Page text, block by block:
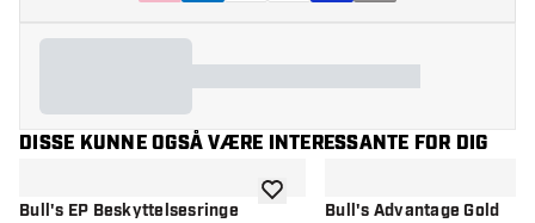
DISSE KUNNE OGSÅ VÆRE INTERESSANTE FOR DIG
Bull's EP Beskyttelsesringe tilføje til ønskeliste
Bull's Advantage Gold